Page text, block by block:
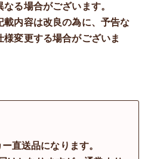
なる場合がございます。
内容は改良の為に、予告な
様変更する場合がございま
直送品になります。